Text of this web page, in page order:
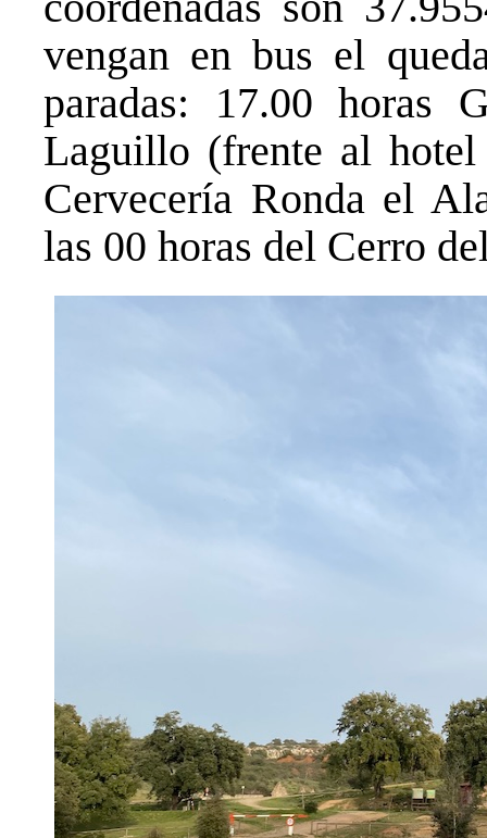
vengan en bus el
paradas: 17.00 horas
Laguillo (frente al hotel
Cervecería Ronda el
las 00 horas del Cerro